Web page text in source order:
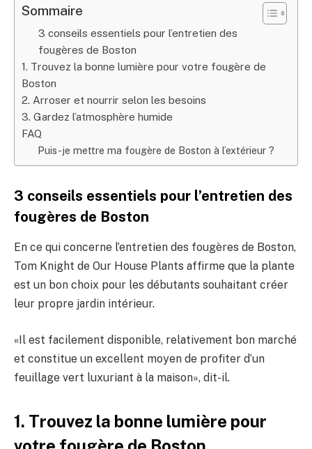
Sommaire
3 conseils essentiels pour l’entretien des
fougères de Boston
1. Trouvez la bonne lumière pour votre fougère de
Boston
2. Arroser et nourrir selon les besoins
3. Gardez l’atmosphère humide
FAQ
Puis-je mettre ma fougère de Boston à l’extérieur ?
3 conseils essentiels pour l’entretien des
fougères de Boston
En ce qui concerne l’entretien des fougères de Boston,
Tom Knight de Our House Plants affirme que la plante
est un bon choix pour les débutants souhaitant créer
leur propre jardin intérieur.
«Il est facilement disponible, relativement bon marché
et constitue un excellent moyen de profiter d’un
feuillage vert luxuriant à la maison», dit-il.
1. Trouvez la bonne lumière pour